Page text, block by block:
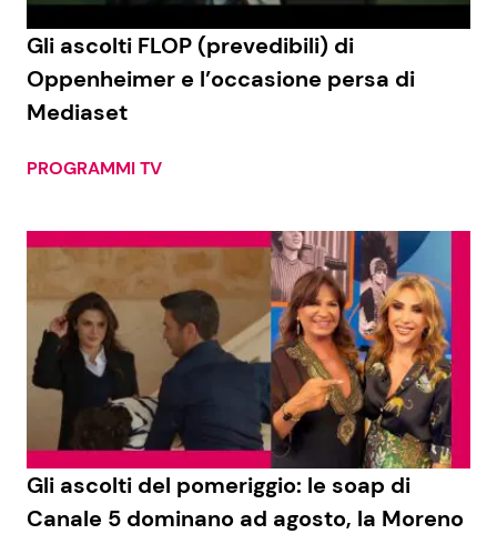
Festività Ricette per Bambini
Chi siamo
Disclaimer e Privacy
Redazione
Contattaci
Pubblicità
Privacy Policy
Gli ascolti FLOP (prevedibili) di
Oppenheimer e l’occasione persa di
Mediaset
PROGRAMMI TV
Gli ascolti del pomeriggio: le soap di
Canale 5 dominano ad agosto, la Moreno